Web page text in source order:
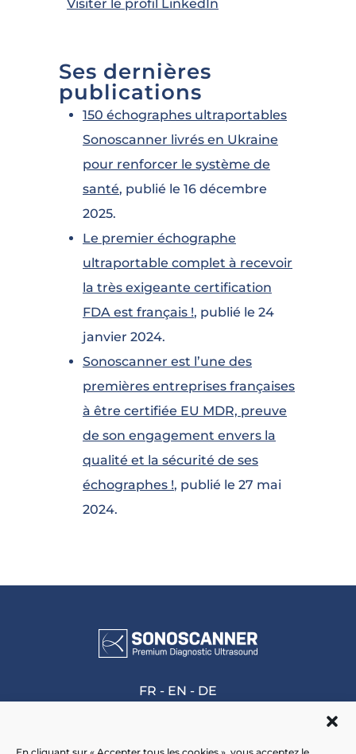
Visiter le profil LinkedIn
Ses dernières
publications
150 échographes ultraportables
Sonoscanner livrés en Ukraine
pour renforcer le système de
santé, publié le 16 décembre
2025.
Le premier échographe
ultraportable complet à recevoir
la très exigeante certification
FDA est français !, publié le 24
janvier 2024.
Sonoscanner est l’une des
premières entreprises françaises
à être certifiée EU MDR, preuve
de son engagement envers la
qualité et la sécurité de ses
échographes !, publié le 27 mai
2024.
FR - EN - DE